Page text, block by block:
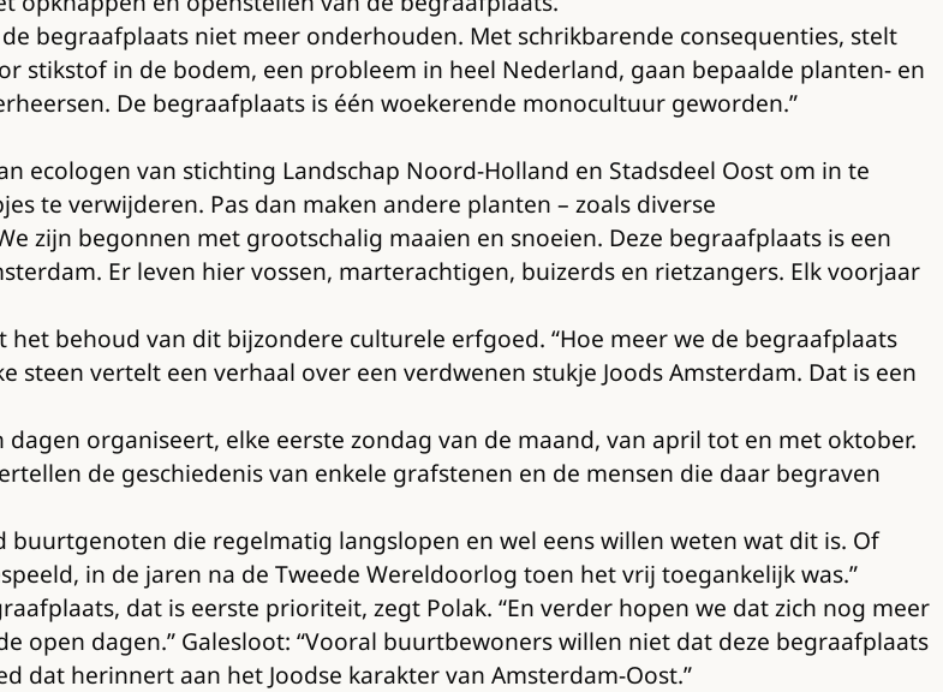
begraafplaats niet meer onderhouden. Met schrikbarende consequenties, stelt
stikstof in de bodem, een probleem in heel Nederland, gaan bepaalde planten- en
De begraafplaats is één woekerende monocultuur geworden.”
ecologen van stichting Landschap Noord-Holland en Stadsdeel Oost om in te
te verwijderen. Pas dan maken andere planten – zoals diverse
zijn begonnen met grootschalig maaien en snoeien. Deze begraafplaats is een
Er leven hier vossen, marterachtigen, buizerds en rietzangers. Elk voorjaar
behoud van dit bijzondere culturele erfgoed. “Hoe meer we de begraafplaats
vertelt een verhaal over een verdwenen stukje Joods Amsterdam. Dat is een
organiseert, elke eerste zondag van de maand, van april tot en met oktober.
de geschiedenis van enkele grafstenen en de mensen die daar begraven
buurtgenoten die regelmatig langslopen en wel eens willen weten wat dit is. Of
in de jaren na de Tweede Wereldoorlog toen het vrij toegankelijk was.”
dat is eerste prioriteit, zegt Polak. “En verder hopen we dat zich nog meer
dagen.” Galesloot: “Vooral buurtbewoners willen niet dat deze begraafplaats
herinnert aan het Joodse karakter van Amsterdam-Oost.”